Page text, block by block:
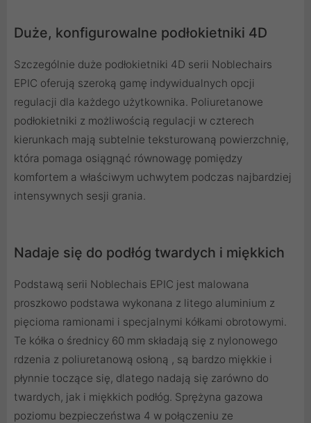
Duże, konfigurowalne podłokietniki 4D
Szczególnie duże podłokietniki 4D serii Noblechairs
EPIC oferują szeroką gamę indywidualnych opcji
regulacji dla każdego użytkownika. Poliuretanowe
podłokietniki z możliwością regulacji w czterech
kierunkach mają subtelnie teksturowaną powierzchnię,
która pomaga osiągnąć równowagę pomiędzy
komfortem a właściwym uchwytem podczas najbardziej
intensywnych sesji grania.
Nadaje się do podłóg twardych i miękkich
Podstawą serii Noblechais EPIC jest malowana
proszkowo podstawa wykonana z litego aluminium z
pięcioma ramionami i specjalnymi kółkami obrotowymi.
Te kółka o średnicy 60 mm składają się z nylonowego
rdzenia z poliuretanową osłoną , są bardzo miękkie i
płynnie toczące się, dlatego nadają się zarówno do
twardych, jak i miękkich podłóg. Sprężyna gazowa
poziomu bezpieczeństwa 4 w połączeniu ze